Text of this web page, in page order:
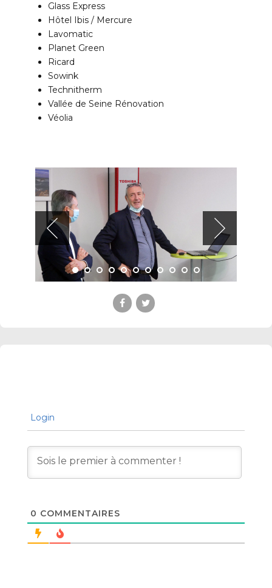
Glass Express
Hôtel Ibis / Mercure
Lavomatic
Planet Green
Ricard
Sowink
Technitherm
Vallée de Seine Rénovation
Véolia
Login
0 COMMENTAIRES